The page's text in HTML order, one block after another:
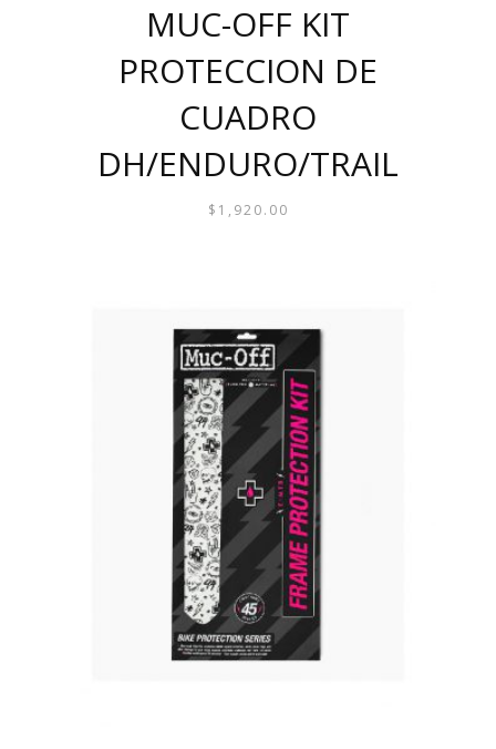
MUC-OFF KIT
PROTECCION DE
CUADRO
DH/ENDURO/TRAIL
$ 1,920.00
MÚLTIPLES
VARIANTES.
LAS
OPCIONES
SE
PUEDEN
ELEGIR
EN
LA
PÁGINA
DE